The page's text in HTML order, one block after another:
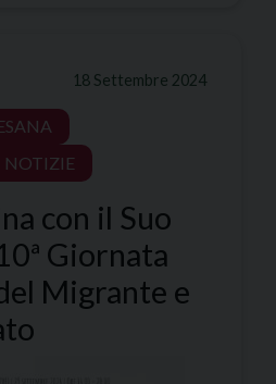
18 Settembre 2024
NOTIZIE
con il Suo
Giornata
Migrante e